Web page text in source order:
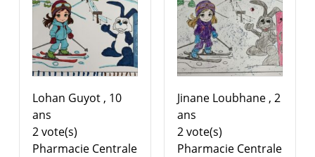
Lohan Guyot , 10
ans
2 vote(s)
Pharmacie Centrale
Jinane Loubhane , 2
ans
2 vote(s)
Pharmacie Centrale